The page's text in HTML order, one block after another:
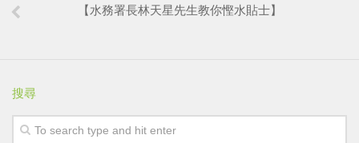
【水務署長林天星先生教你慳水貼士】
搜尋